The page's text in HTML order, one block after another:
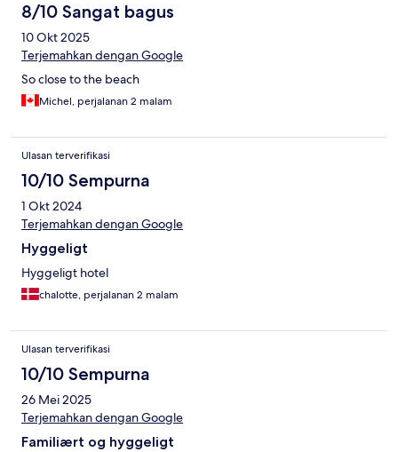
8/10 Sangat bagus
10 Okt 2025
Terjemahkan dengan Google
So close to the beach
Michel, perjalanan 2 malam
Ulasan terverifikasi
10/10 Sempurna
1 Okt 2024
Terjemahkan dengan Google
Hyggeligt
Hyggeligt hotel
chalotte, perjalanan 2 malam
Ulasan terverifikasi
10/10 Sempurna
26 Mei 2025
Terjemahkan dengan Google
Familiært og hyggeligt